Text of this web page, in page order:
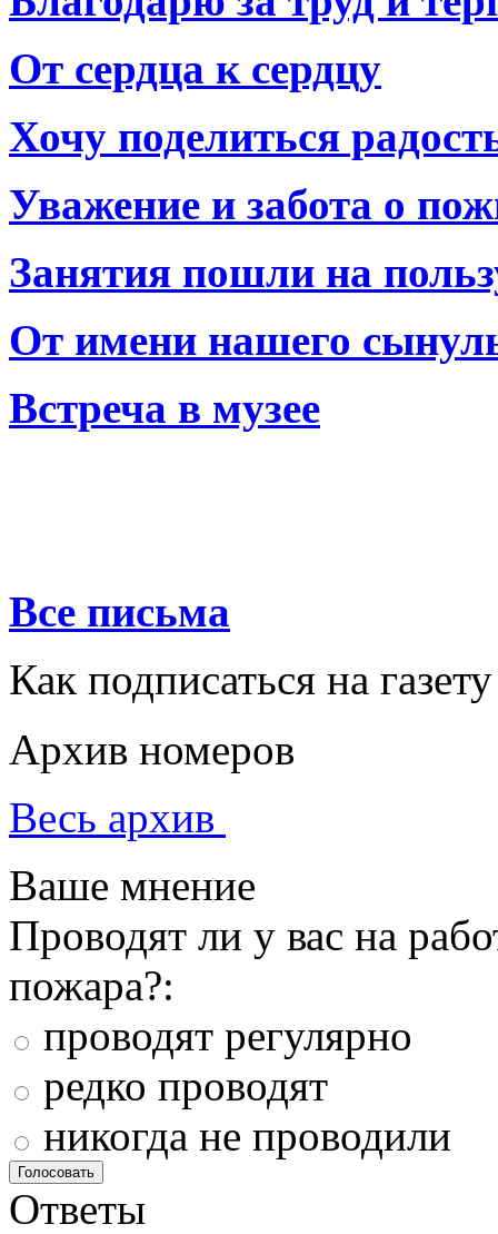
От сердца к сердцу
Хочу поделиться
Уважение и забота о
Занятия пошли на
От имени нашего
Встреча в музее
Все письма
Как подписаться на газету
Архив номеров
Весь архив
Ваше мнение
Проводят ли у вас на
пожара?:
проводят регулярно
редко проводят
никогда не проводили
Ответы